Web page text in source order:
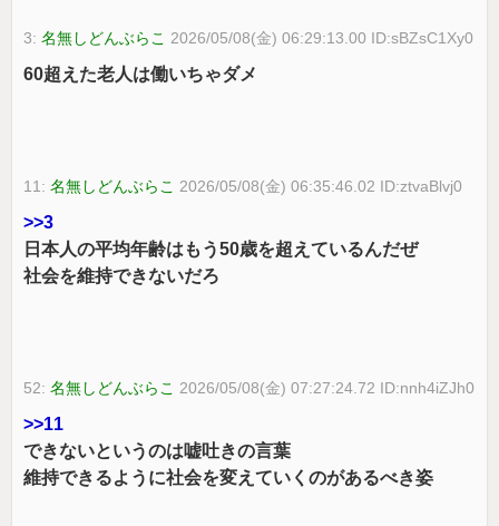
3:名無しどんぶらこ 2026/05/08(金) 06:29:13.00 ID:sBZsC1Xy0
60超えた老人は働いちゃダメ
11:名無しどんぶらこ 2026/05/08(金) 06:35:46.02 ID:ztvaBlvj0
>>3
日本人の平均年齢はもう50歳を超えているんだぜ
社会を維持できないだろ
52:名無しどんぶらこ 2026/05/08(金) 07:27:24.72 ID:nnh4iZJh0
>>11
できないというのは嘘吐きの言葉
維持できるように社会を変えていくのがあるべき姿